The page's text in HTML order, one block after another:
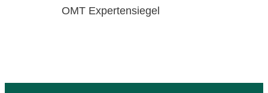
OMT Expertensiegel